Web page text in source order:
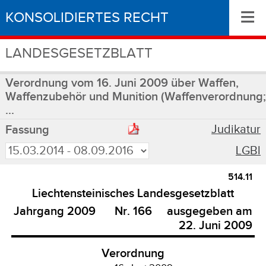
KONSOLIDIERTES RECHT
LANDESGESETZBLATT
≡
Verordnung vom 16. Juni 2009 über Waffen,
Waffenzubehör und Munition (Waffenverordnung;
...
Fassung
Judikatur
LGBl